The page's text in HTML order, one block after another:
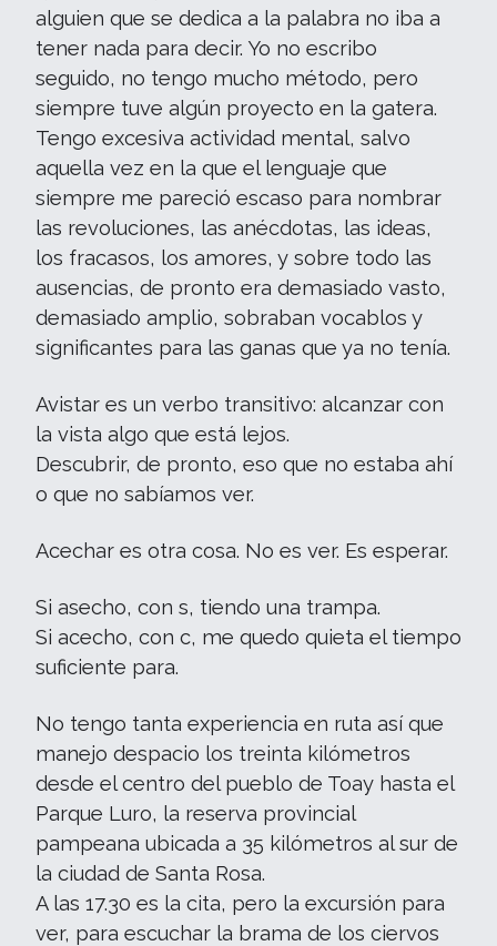
alguien que se dedica a la palabra no iba a
tener nada para decir. Yo no escribo
seguido, no tengo mucho método, pero
siempre tuve algún proyecto en la gatera.
Tengo excesiva actividad mental, salvo
aquella vez en la que el lenguaje que
siempre me pareció escaso para nombrar
las revoluciones, las anécdotas, las ideas,
los fracasos, los amores, y sobre todo las
ausencias, de pronto era demasiado vasto,
demasiado amplio, sobraban vocablos y
significantes para las ganas que ya no tenía.
Avistar es un verbo transitivo: alcanzar con
la vista algo que está lejos.
Descubrir, de pronto, eso que no estaba ahí
o que no sabíamos ver.
Acechar es otra cosa. No es ver. Es esperar.
Si asecho, con s, tiendo una trampa.
Si acecho, con c, me quedo quieta el tiempo
suficiente para.
No tengo tanta experiencia en ruta así que
manejo despacio los treinta kilómetros
desde el centro del pueblo de Toay hasta el
Parque Luro, la reserva provincial
pampeana ubicada a 35 kilómetros al sur de
la ciudad de Santa Rosa.
A las 17.30 es la cita, pero la excursión para
ver, para escuchar la brama de los ciervos